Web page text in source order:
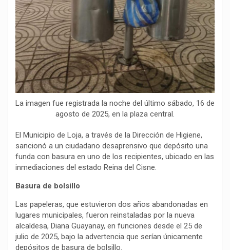
La imagen fue registrada la noche del último sábado, 16 de
agosto de 2025, en la plaza central.
El Municipio de Loja, a través de la Dirección de Higiene,
sancionó a un ciudadano desaprensivo que depósito una
funda con basura en uno de los recipientes, ubicado en las
inmediaciones del estado Reina del Cisne.
Basura de bolsillo
Las papeleras, que estuvieron dos años abandonadas en
lugares municipales, fueron reinstaladas por la nueva
alcaldesa, Diana Guayanay, en funciones desde el 25 de
julio de 2025, bajo la advertencia que serían únicamente
depósitos de basura de bolsillo.